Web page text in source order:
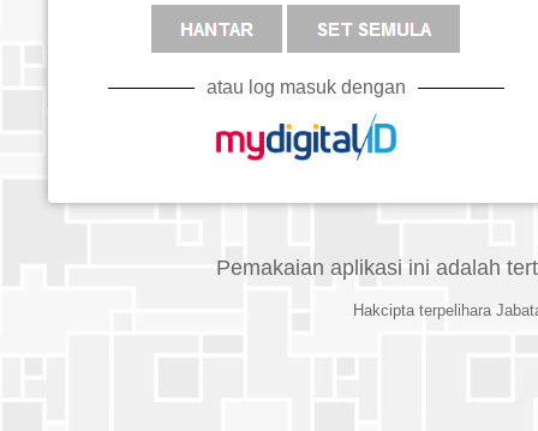
atau log masuk dengan
Pemakaian aplikasi ini adalah
Hakcipta terpelihara